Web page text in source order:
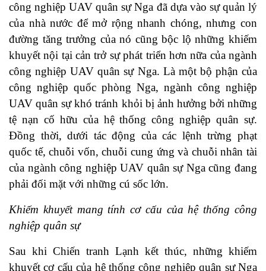
công nghiệp UAV quân sự Nga đã dựa vào sự quản lý
của nhà nước để mở rộng nhanh chóng, nhưng con
đường tăng trưởng của nó cũng bộc lộ những khiếm
khuyết nội tại cản trở sự phát triển hơn nữa của ngành
công nghiệp UAV quân sự Nga. Là một bộ phận của
công nghiệp quốc phòng Nga, ngành công nghiệp
UAV quân sự khó tránh khỏi bị ảnh hưởng bởi những
tệ nạn cố hữu của hệ thống công nghiệp quân sự.
Đồng thời, dưới tác động của các lệnh trừng phạt
quốc tế, chuỗi vốn, chuỗi cung ứng và chuỗi nhân tài
của ngành công nghiệp UAV quân sự Nga cũng đang
phải đối mặt với những cú sốc lớn.
Khiếm khuyết mang tính cơ cấu của hệ thống công
nghiệp quân sự
Sau khi Chiến tranh Lạnh kết thúc, những khiếm
khuyết cơ cấu của hệ thống công nghiệp quân sự Nga